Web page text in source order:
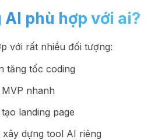
phù hợp với ai?
với rất nhiều đối tượng:
tăng tốc coding
nhanh
landing page
dựng tool AI riêng